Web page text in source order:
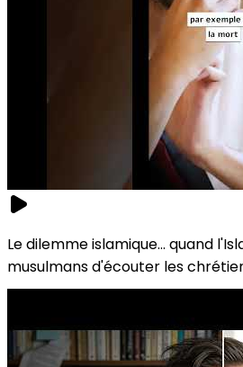
Le dilemme islamique... quand
musulmans d'écouter les